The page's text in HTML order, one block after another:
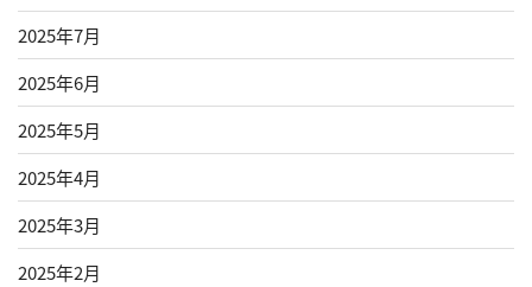
2025年7月
2025年6月
2025年5月
2025年4月
2025年3月
2025年2月